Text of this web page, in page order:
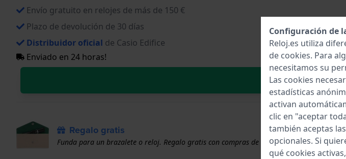
Envío gratuito en relojes de más de 150 €
Plazo de devolución de 30 días
Distribuidor oficial de Casio Edifice
Enviado en 24 horas!
Añadir
Regalo gratis
Funda para un brazalete o reloj. Regalo gratis con compras de correas superiores a 50 €
Configuración de
Reloj.es utiliza
de cookies. Para
necesitamos su
Las cookies
estadísticas
activan
clic en "aceptar
también aceptas
opcionales. Si
qué cookies